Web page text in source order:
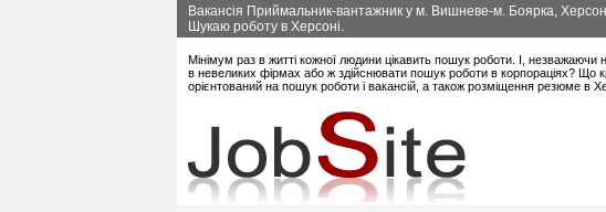
Вакансія Приймальник-вантажник у м. Вишневе-м. Боярка,
Шукаю роботу в Херсоні.
Мінімум раз в житті кожної людини цікавить пошук роботи. І, незважаючи
в невеликих фірмах або ж здійснювати пошук роботи в корпораціях? Що
орієнтований на пошук роботи і вакансій, а також розміщення резюме в